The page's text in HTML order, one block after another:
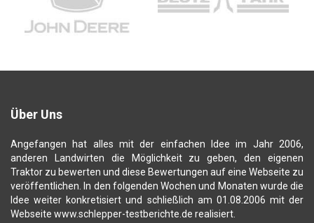
Über Uns
Angefangen hat alles mit der einfachen Idee im Jahr 2006,
anderen Landwirten die Möglichkeit zu geben, den eigenen
Traktor zu bewerten und diese Bewertungen auf eine Webseite zu
veröffentlichen. In den folgenden Wochen und Monaten wurde die
Idee weiter konkretisiert und schließlich am 01.08.2006 mit der
Webseite www.schlepper-testberichte.de realisiert.